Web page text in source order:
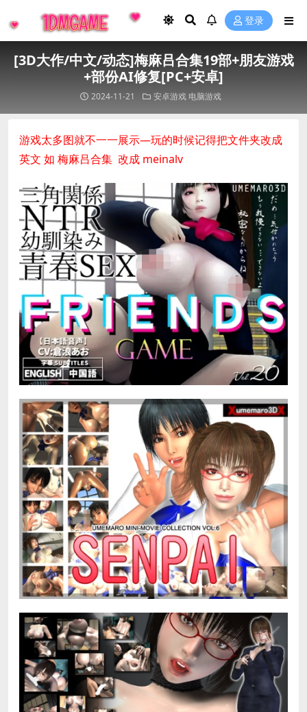
登录
[3D大作/中文/动态]梅麻吕合集19部+朋友游戏
+部份AI修复[PC+安卓]
2024-11-21 安卓游戏 电脑游戏
游戏太多图就不一一展示—玩的时候记得把文件夹改成
英文 如 梅麻吕合集 改成 meinalv